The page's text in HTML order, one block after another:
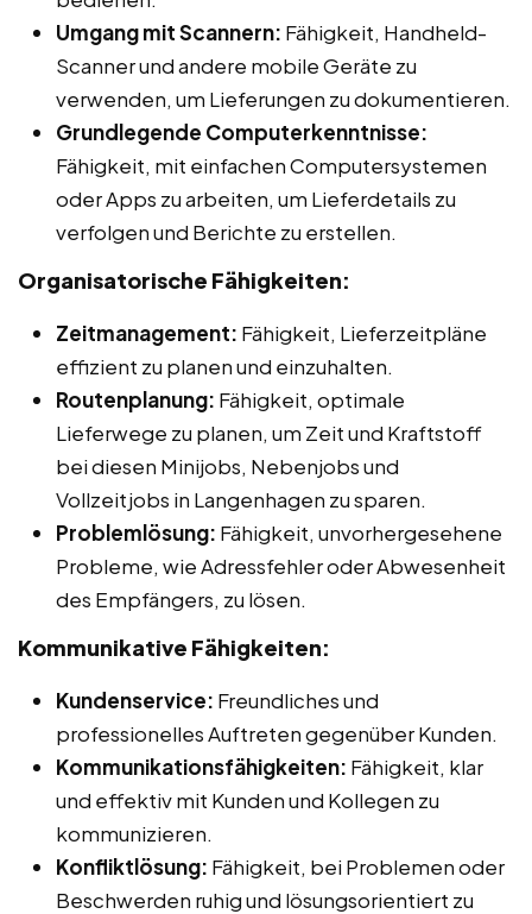
Umgang mit Scannern: Fähigkeit, Handheld-
Scanner und andere mobile Geräte zu
verwenden, um Lieferungen zu dokumentieren.
Grundlegende Computerkenntnisse:
Fähigkeit, mit einfachen Computersystemen
oder Apps zu arbeiten, um Lieferdetails zu
verfolgen und Berichte zu erstellen.
Organisatorische Fähigkeiten:
Zeitmanagement: Fähigkeit, Lieferzeitpläne
effizient zu planen und einzuhalten.
Routenplanung: Fähigkeit, optimale
Lieferwege zu planen, um Zeit und Kraftstoff
bei diesen Minijobs, Nebenjobs und
Vollzeitjobs in Langenhagen zu sparen.
Problemlösung: Fähigkeit, unvorhergesehene
Probleme, wie Adressfehler oder Abwesenheit
des Empfängers, zu lösen.
Kommunikative Fähigkeiten:
Kundenservice: Freundliches und
professionelles Auftreten gegenüber Kunden.
Kommunikationsfähigkeiten: Fähigkeit, klar
und effektiv mit Kunden und Kollegen zu
kommunizieren.
Konfliktlösung: Fähigkeit, bei Problemen oder
Beschwerden ruhig und lösungsorientiert zu